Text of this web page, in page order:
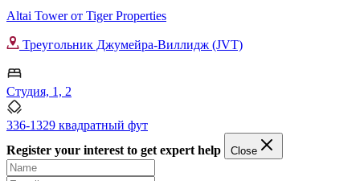
Altai Tower от Tiger Properties
Треугольник Джумейра-Виллидж (JVT)
Студия, 1, 2
336-1329 квадратный фут
Register your interest to get expert help
Close